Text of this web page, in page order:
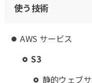
使う技術
AWS サービス
S3
静的ウェブ